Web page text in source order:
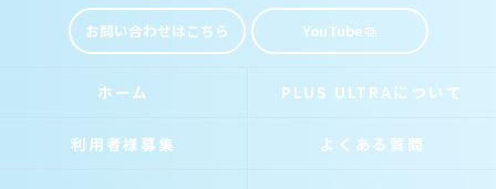
お問い合わせはこちら YouTube
ホーム PLUS ULTRAについて
利用者様募集 よくある質問